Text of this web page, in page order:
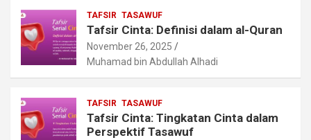
TAFSIR TASAWUF
Tafsir Cinta: Definisi dalam al-Quran
November 26, 2025
Muhamad bin Abdullah Alhadi
TAFSIR TASAWUF
Tafsir Cinta: Tingkatan Cinta dalam
Perspektif Tasawuf